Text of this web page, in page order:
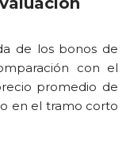
de los bonos de
con el
promedio de
en el tramo corto